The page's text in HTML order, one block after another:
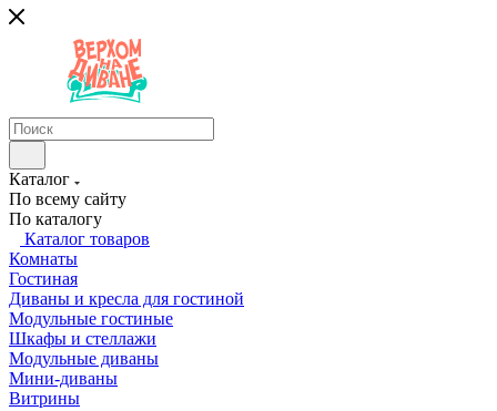
Каталог
По всему сайту
По каталогу
Каталог товаров
Комнаты
Гостиная
Диваны и кресла для гостиной
Модульные гостиные
Шкафы и стеллажи
Модульные диваны
Мини-диваны
Витрины